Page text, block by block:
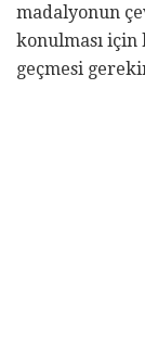
madalyonun
konulması için
geçmesi